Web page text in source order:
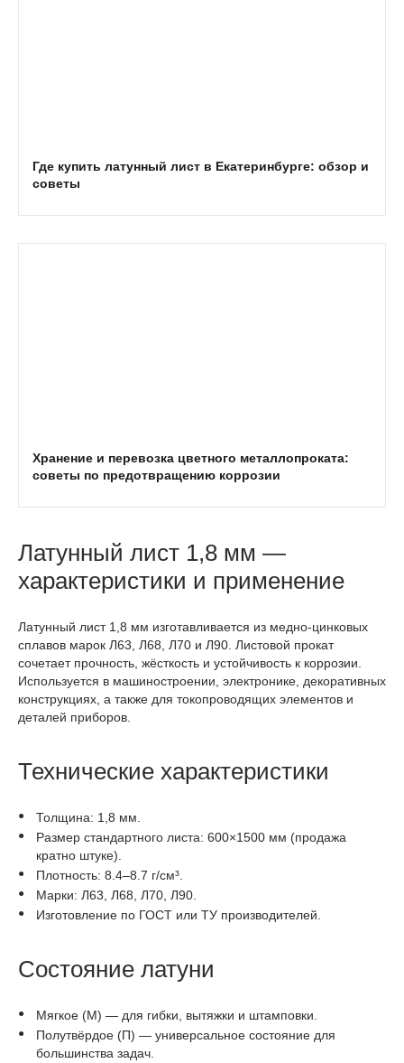
Где купить латунный лист в Екатеринбурге: обзор и
советы
Хранение и перевозка цветного металлопроката:
советы по предотвращению коррозии
Латунный лист 1,8 мм —
характеристики и применение
Латунный лист 1,8 мм изготавливается из медно-цинковых
сплавов марок Л63, Л68, Л70 и Л90. Листовой прокат
сочетает прочность, жёсткость и устойчивость к коррозии.
Используется в машиностроении, электронике, декоративных
конструкциях, а также для токопроводящих элементов и
деталей приборов.
Технические характеристики
Толщина: 1,8 мм.
Размер стандартного листа: 600×1500 мм (продажа
кратно штуке).
Плотность: 8.4–8.7 г/см³.
Марки: Л63, Л68, Л70, Л90.
Изготовление по ГОСТ или ТУ производителей.
Состояние латуни
Мягкое (М) — для гибки, вытяжки и штамповки.
Полутвёрдое (П) — универсальное состояние для
большинства задач.